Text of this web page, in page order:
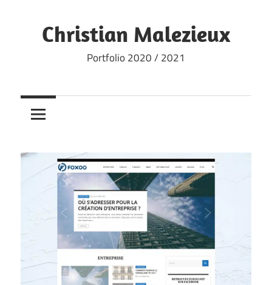
contentChristian Malezieux
Portfolio 2020 / 2021